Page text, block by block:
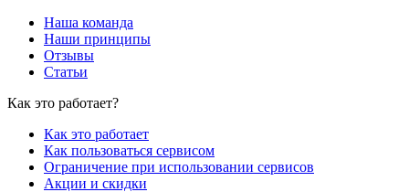
Наша команда
Наши принципы
Отзывы
Статьи
Как это работает?
Как это работает
Как пользоваться сервисом
Ограничение при использовании сервисов
Акции и скидки